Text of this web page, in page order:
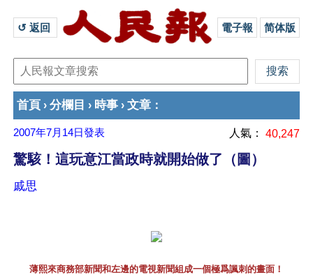
↺ 返回 電子報 简体版
首頁 › 分欄目 › 時事 › 文章 ：
2007年7月14日發表 人氣： 40,247
驚駭！這玩意江當政時就開始做了（圖）
戚思
薄熙來商務部新聞和左邊的電視新聞組成一個極爲諷刺的畫面！